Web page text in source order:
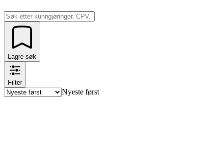
Lagre søk
Filter
Nyeste først